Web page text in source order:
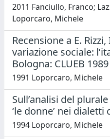
2011 Fanciullo, Franco;
Loporcaro, Michele
Recensione a E.
variazione sociale:
Bologna: CLUEB 1989
1991 Loporcaro, Michele
Sull’analisi del
‘le donne’ nei dialetti
1994 Loporcaro, Michele